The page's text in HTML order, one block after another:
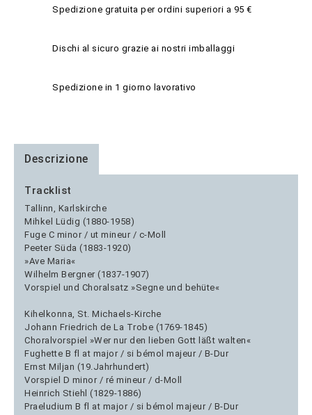
Spedizione gratuita per ordini superiori a 95 €
Dischi al sicuro grazie ai nostri imballaggi
Spedizione in 1 giorno lavorativo
Descrizione
Tracklist
Tallinn, Karlskirche
Mihkel Lüdig (1880-1958)
Fuge C minor / ut mineur / c-Moll
Peeter Süda (1883-1920)
»Ave Maria«
Wilhelm Bergner (1837-1907)
Vorspiel und Choralsatz »Segne und behüte«
Kihelkonna, St. Michaels-Kirche
Johann Friedrich de La Trobe (1769-1845)
Choralvorspiel »Wer nur den lieben Gott läßt walten«
Fughette B fl at major / si bémol majeur / B-Dur
Ernst Miljan (19.Jahrhundert)
Vorspiel D minor / ré mineur / d-Moll
Heinrich Stiehl (1829-1886)
Praeludium B fl at major / si bémol majeur / B-Dur